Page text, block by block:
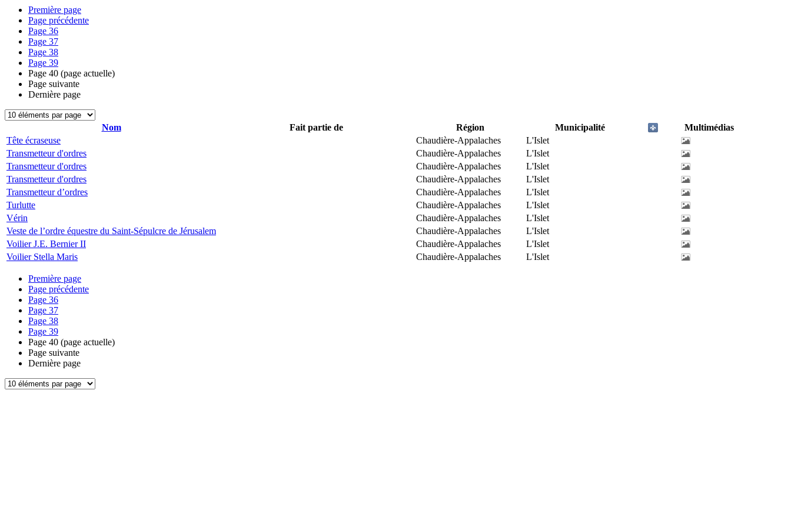
Première page
Page précédente
Page 36
Page 37
Page 38
Page 39
Page 40 (page actuelle)
Page suivante
Dernière page
Nom Fait partie de Région Municipalité
Multimédias
Tête écraseuse
Chaudière-Appalaches
L'Islet
Transmetteur d'ordres
Chaudière-Appalaches
L'Islet
Transmetteur d'ordres
Chaudière-Appalaches
L'Islet
Transmetteur d'ordres
Chaudière-Appalaches
L'Islet
Transmetteur d’ordres
Chaudière-Appalaches
L'Islet
Turlutte
Chaudière-Appalaches
L'Islet
Vérin
Chaudière-Appalaches
L'Islet
Veste de l’ordre équestre du Saint-Sépulcre de Jérusalem
Chaudière-Appalaches
L'Islet
Voilier J.E. Bernier II
Chaudière-Appalaches
L'Islet
Voilier Stella Maris
Chaudière-Appalaches L'Islet
Première page
Page précédente
Page 36
Page 37
Page 38
Page 39
Page 40 (page actuelle)
Page suivante
Dernière page